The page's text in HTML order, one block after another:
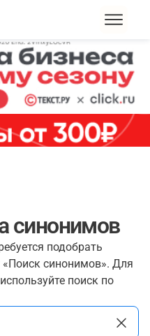
синонимов
подобрать
синонимов». Для
поиск по